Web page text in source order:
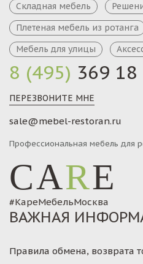
8 (495) 369 18
ПЕРЕЗВОНИТЕ МНЕ
sale@mebel-restoran.ru
Профессиональная мебель для
CARE
#КареМебельМосква
Складная мебель
Плетеная мебель из ротанга
Мебель для улицы
ВАЖНАЯ
Правила обмена, возврата